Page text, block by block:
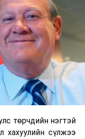
төрчдийн нэгтэй
хахуулийн сүлжээ